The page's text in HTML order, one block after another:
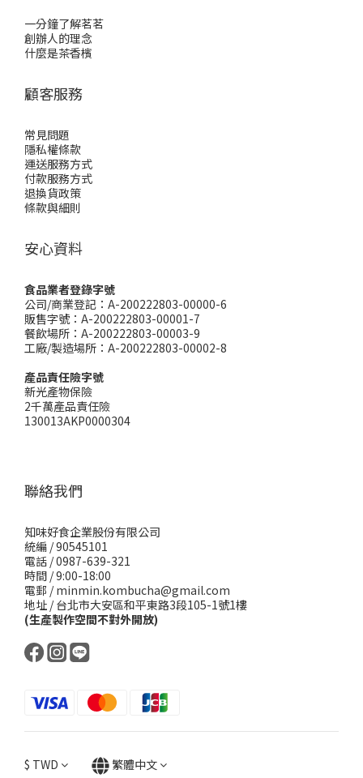
一分鐘了解茗茗
創辦人的理念
什麼是茶香檳
顧客服務
常見問題
隱私權條款
運送服務方式
付款服務方式
退換貨政策
條款與細則
安心資料
食品業者登錄字號
公司/商業登記：A-200222803-00000-6
販售字號：A-200222803-00001-7
餐飲場所：A-200222803-00003-9
工廠/製造場所：A-200222803-00002-8
產品責任險字號
新光產物保險
2千萬產品責任險
130013AKP0000304
聯絡我們
知味好食企業股份有限公司
統編 / 90545101
電話 / 0987-639-321
時間 / 9:00-18:00
電郵 / minmin.kombucha@gmail.com
地址 / 台北市大安區和平東路3段105-1號1樓
(生產製作空間不對外開放)
$ TWD 繁體中文